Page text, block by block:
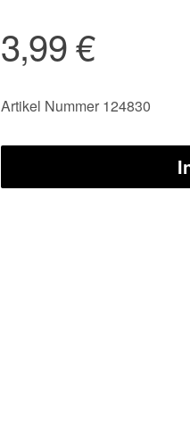
3,99 €
Artikel Nummer 124830